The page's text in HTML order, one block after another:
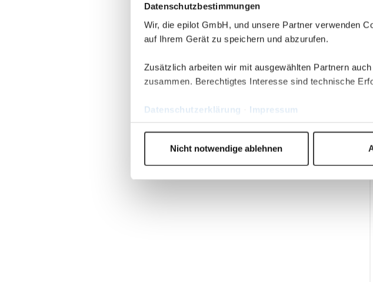
Datenschutzbestimmungen
Wir, die epilot GmbH, und unsere Partner verwenden
auf Ihrem Gerät zu speichern und abzurufen.
Zusätzlich arbeiten wir mit ausgewählten Partnern
zusammen. Berechtigtes Interesse sind technische
Datenschutzerklärung Impressum
Nicht notwendige ablehnen